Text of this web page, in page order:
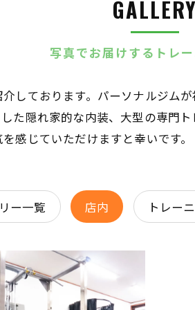
GALLERY
写真でお届けするトレ
しております。パーソナルジム
た隠れ家的な内装、大型の専門
感じていただけますと幸いです。
ー一覧 店内 トレー